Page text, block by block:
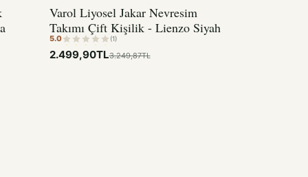
Varol Liyosel Jakar Nevresim
Takımı Çift Kişilik - Lienzo Siyah
5.0 (1)
2.499,90TL3.249,87TL